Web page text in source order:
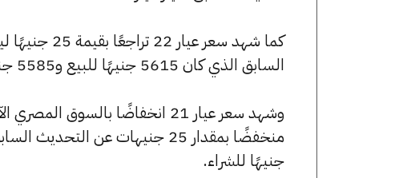
السابق الذي كان 5615 جنيهًا للبيع و5585 جنيهًا للشراء.
جنيهًا للشراء.